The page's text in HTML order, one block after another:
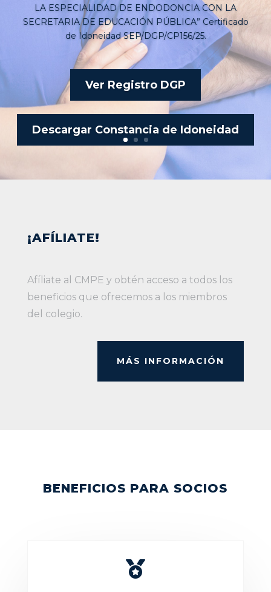
LA ESPECIALIDAD DE ENDODONCIA CON LA
SECRETARIA DE EDUCACIÓN PÚBLICA” Certificado
de Idoneidad SEP/DGP/CP156/25.
Ver Registro DGP
Descargar Constancia de Idoneidad
¡AFÍLIATE!
Afíliate al CMPE y obtén acceso a todos los
beneficios que ofrecemos a los miembros
del colegio.
MÁS INFORMACIÓN
BENEFICIOS PARA SOCIOS
